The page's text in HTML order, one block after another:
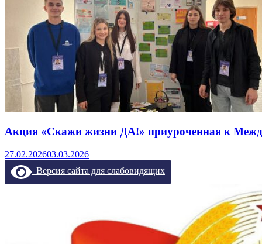
Акция «Скажи жизни ДА!» приуроченная к
27.02.202603.03.2026
Версия сайта для слабовидящих